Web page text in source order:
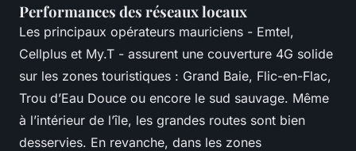
Performances des réseaux locaux
Les principaux opérateurs mauriciens - Emtel,
Cellplus et My.T - assurent une couverture 4G solide
sur les zones touristiques : Grand Baie, Flic-en-Flac,
Trou d’Eau Douce ou encore le sud sauvage. Même
à l’intérieur de l’île, les grandes routes sont bien
desservies. En revanche, dans les zones